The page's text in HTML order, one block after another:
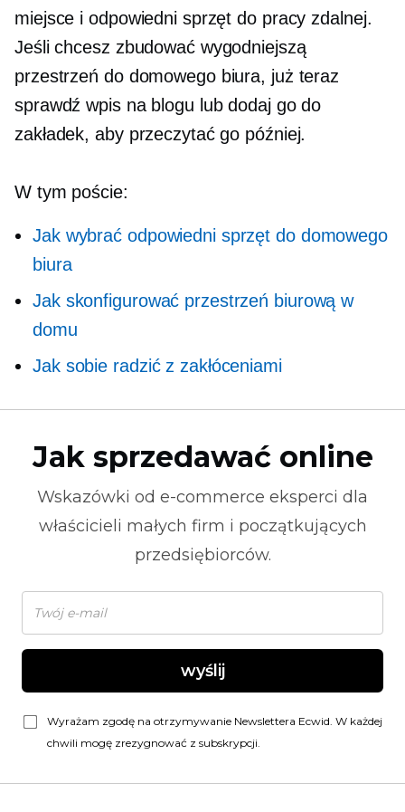
miejsce i odpowiedni sprzęt do pracy zdalnej.
Jeśli chcesz zbudować wygodniejszą
przestrzeń do domowego biura, już teraz
sprawdź wpis na blogu lub dodaj go do
zakładek, aby przeczytać go później.
W tym poście:
Jak wybrać odpowiedni sprzęt do domowego
biura
Jak skonfigurować przestrzeń biurową w
domu
Jak sobie radzić z zakłóceniami
Jak sprzedawać online
Wskazówki od e-commerce eksperci dla
właścicieli małych firm i początkujących
przedsiębiorców.
wyślij
Wyrażam zgodę na otrzymywanie Newslettera Ecwid. W każdej
chwili mogę zrezygnować z subskrypcji.